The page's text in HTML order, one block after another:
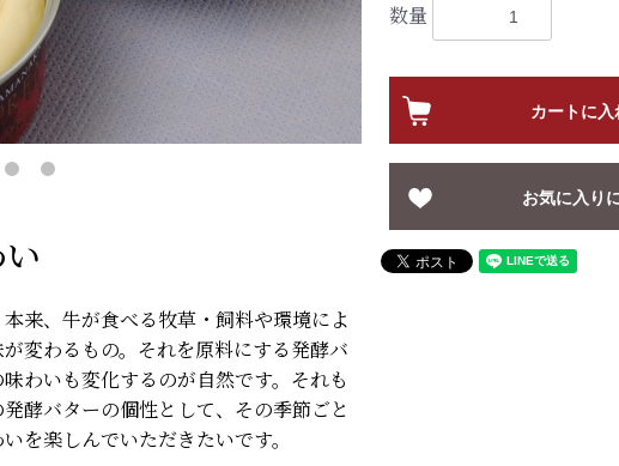
来、牛が食べる牧草・飼料や環境によ
が変わるもの。それを原料にする発酵バ
味わいも変化するのが自然です。それも
発酵バターの個性として、その季節ごと
を楽しんでいただきたいです。
数量
カートに入
お気に入り